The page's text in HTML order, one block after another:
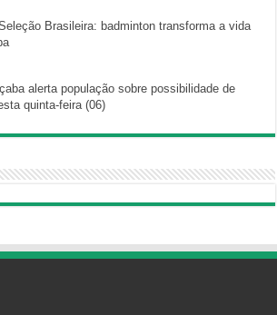
Brasileira: badminton transforma a vida
alerta população sobre possibilidade de
quinta-feira (06)